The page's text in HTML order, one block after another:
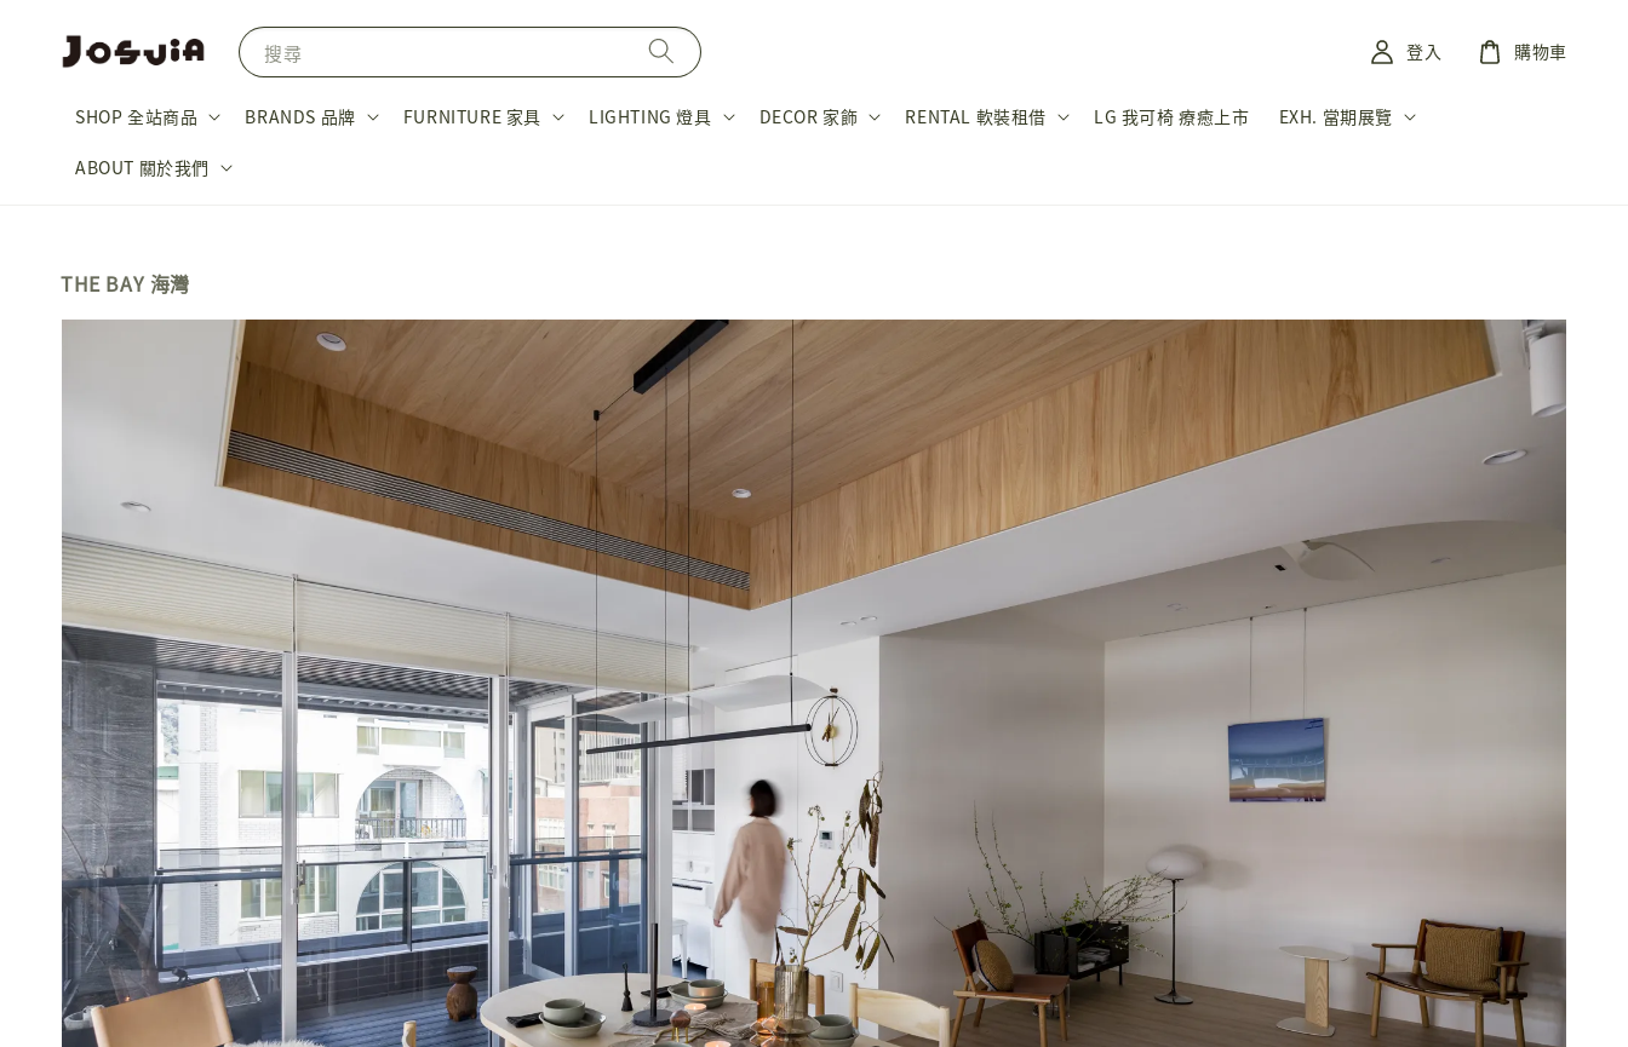
搜尋
SHOP 全站商品 BRANDS 品牌 FURNITURE 家具 LIGHTING 燈具 DECOR 家飾 RENTAL 軟裝租借 LG 我可椅 療癒上市 EXH. 當期展覽
ABOUT 關於我們
登入 購物車
THE BAY 海灣